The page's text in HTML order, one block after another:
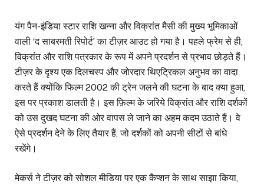
यंग पैन-इंडिया स्टार राशि खन्ना और विक्रांत मैसी की मुख्य भूमिकाओं
वाली ‘द साबरमती रिपोर्ट’ का टीज़र आउट हो गया है। पहले फ्रेम से ही,
विक्रांत और राशि पत्रकार के रूप में अपने प्रदर्शन से प्रभाव छोड़ते हैं।
टीज़र के दृश्य एक दिलचस्प और जोरदार थिएट्रिकल अनुभव का वादा
करते हैं क्योंकि फिल्म 2002 की ट्रेन जलने की घटना के बाद क्या हुआ,
इस पर प्रकाश डालती है। इस फ़िल्म के जरिये विक्रांत और राशि दर्शकों
को उस दुखद घटना की ओर वापस ले जाने का अहम कदम उठाते हैं। वे
ऐसे प्रदर्शन देने के लिए तैयार हैं, जो दर्शकों को अपनी सीटों से बांधे
रखेंगे।
मेकर्स ने टीज़र को सोशल मीडिया पर एक कैप्शन के साथ साझा किया,